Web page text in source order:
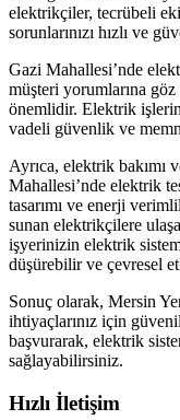
elektrikçiler, tecrübeli
sorunlarınızı hızlı ve
Gazi Mahallesi’nde
müşteri yorumlarına
önemlidir. Elektrik
vadeli güvenlik ve
Ayrıca, elektrik bakımı
Mahallesi’nde elektrik
tasarımı ve enerji
sunan elektrikçilere
işyerinizin elektrik
düşürebilir ve çevresel
Sonuç olarak, Mersin
ihtiyaçlarınız için
başvurarak, elektrik
sağlayabilirsiniz.
Hızlı İletişim